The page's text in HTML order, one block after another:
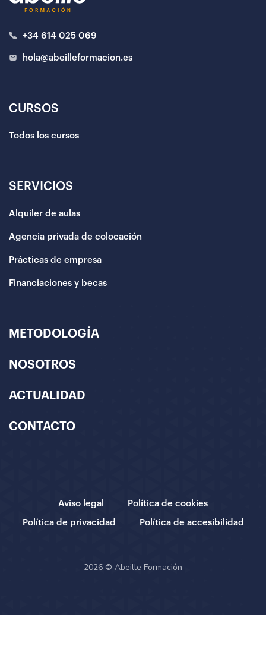
+34 614 025 069
hola@abeilleformacion.es
CURSOS
Todos los cursos
SERVICIOS
Alquiler de aulas
Agencia privada de colocación
Prácticas de empresa
Financiaciones y becas
METODOLOGÍA
NOSOTROS
ACTUALIDAD
CONTACTO
Aviso legal Política de cookies
Política de privacidad Política de accesibilidad
2026 © Abeille Formación